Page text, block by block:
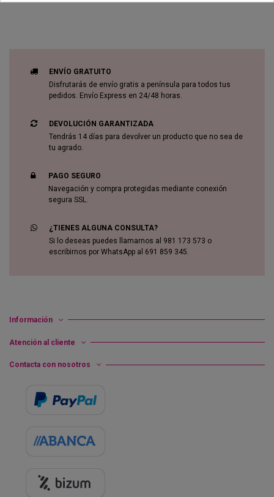
ENVÍO GRATUITO
Disfrutarás de envío gratis a península para todos tus
pedidos. Envío Express en 24/48 horas.
DEVOLUCIÓN GARANTIZADA
Tendrás 14 días para devolver un producto que no sea de
tu agrado.
PAGO SEGURO
Navegación y compra protegidas mediante conexión
segura SSL.
¿TIENES ALGUNA CONSULTA?
Si lo deseas puedes llamarnos al 981 173 573 o
escribirnos por WhatsApp al 691 859 345.
Información
Atención al cliente
Contacta con nosotros